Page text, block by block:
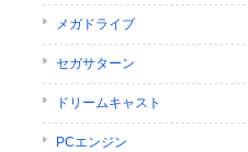
メガドライブ
セガサターン
ドリームキャスト
PCエンジン